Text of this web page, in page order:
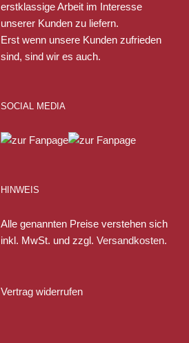
der
Produktseite
gewählt
werden
erstklassige Arbeit im Interesse
unserer Kunden zu liefern.
Erst wenn unsere Kunden zufrieden
sind, sind wir es auch.
SOCIAL MEDIA
HINWEIS
Alle genannten Preise verstehen sich
inkl. MwSt. und zzgl. Versandkosten.
Vertrag widerrufen